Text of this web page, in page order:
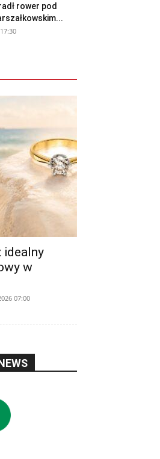
rower pod
idealny
w
07:00